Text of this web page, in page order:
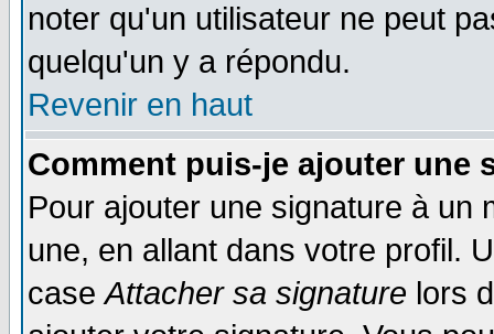
noter qu'un utilisateur ne peut
quelqu'un y a répondu.
Revenir en haut
Comment puis-je ajouter une
Pour ajouter une signature à un
une, en allant dans votre profil.
caseAttacher sa signature lors